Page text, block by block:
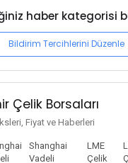
haber kategorisi
Bildirim Tercihlerini Düzenle
Çelik Borsaları
Fiyat ve Haberleri
Shanghai
Vadeli
LME
Çelik